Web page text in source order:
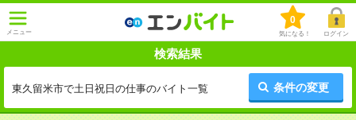
メニュー
0
気になる！ ログイン
検索結果
東久留米市で土日祝日の仕事のバイト一覧 条件の変更